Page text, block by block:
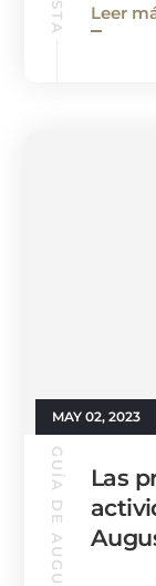
Leer
MAY 02, 2023
GUÍA DE AUGUSTA
Las